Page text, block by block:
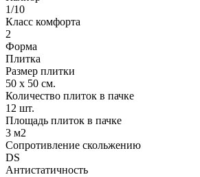
1/10
Класс комфорта
2
Форма
Плитка
Размер плитки
50 х 50 см.
Количество плиток в пачке
12 шт.
Площадь плиток в пачке
3 м2
Сопротивление скольжению
DS
Антистатичность